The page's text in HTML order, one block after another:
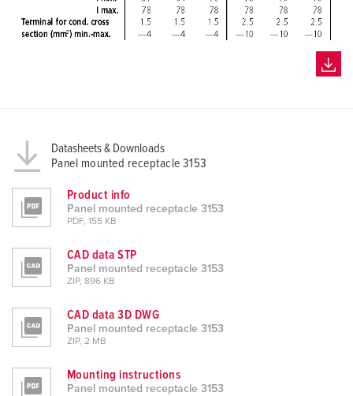
Datasheets & Downloads
Panel mounted receptacle 3153
Product info
Panel mounted receptacle 3153
PDF, 155 KB
CAD data STP
Panel mounted receptacle 3153
ZIP, 896 KB
CAD data 3D DWG
Panel mounted receptacle 3153
ZIP, 2 MB
Mounting instructions
Panel mounted receptacle 3153